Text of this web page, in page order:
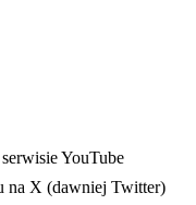
YouTube
na X (dawniej Twitter)